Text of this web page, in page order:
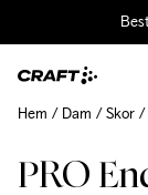
PRO
Hem Dam Skor
Outlet